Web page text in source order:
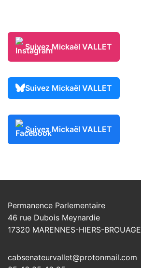
Suivez Mickaël VALLET
Suivez Mickaël VALLET
Suivez Mickaël VALLET
Permanence Parlementaire
46 rue Dubois Meynardie
17320 MARENNES-HIERS-BROUAGE
cabsenateurvallet@protonmail.com